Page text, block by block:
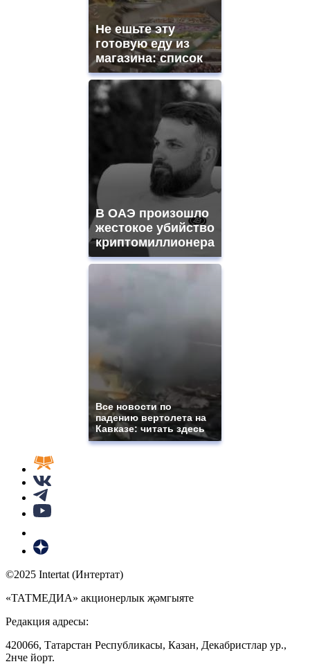
Не ешьте эту
готовую еду из
магазина: список
В ОАЭ произошло
жестокое убийство
криптомиллионера
Все новости по
падению вертолета на
Кавказе: читать здесь
©2025 Intertat (Интертат)
«ТАТМЕДИА» акционерлык җәмгыяте
Редакция адресы:
420066, Татарстан Республикасы, Казан, Декабристлар ур.,
2нче йорт.